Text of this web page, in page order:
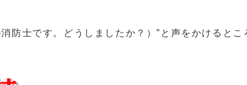
です。どうしましたか？）”と声をかけるとこ